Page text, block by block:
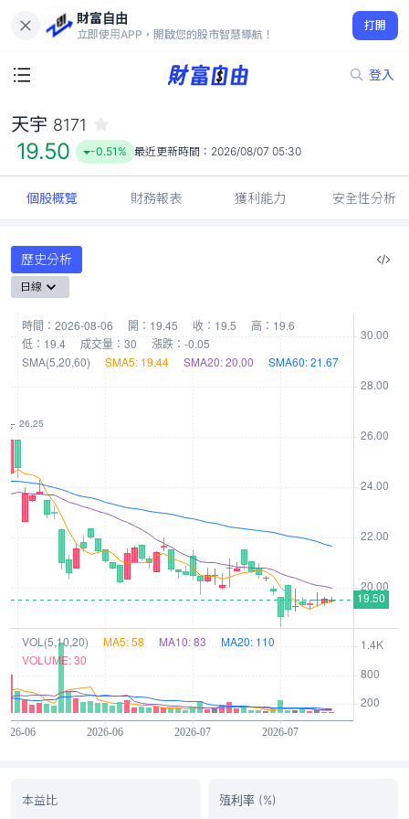
財富自由
立即使用APP，開啟您的股市智慧導航！
打開
登入
19.50
-0.51%
天宇 8171
19.50 -0.51% 最近更新時間： 2026/08/07 05:30
個股概覽 財務報表 獲利能力 安全性分析
歷史分析
日線
本益比 殖利率 (%)